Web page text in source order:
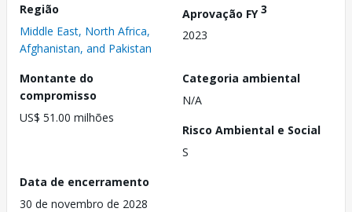
Região
Middle East, North Africa,
Afghanistan, and Pakistan
Aprovação FY3
2023
Montante do
compromisso
US$ 51.00 milhões
Categoria ambiental
N/A
Risco Ambiental e Social
S
Data de encerramento
30 de novembro de 2028